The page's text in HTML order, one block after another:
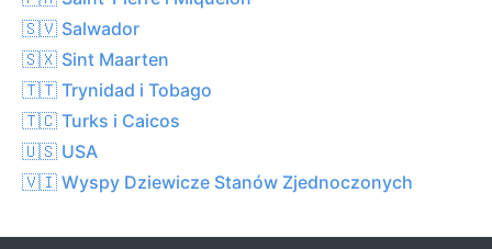
🇸🇻 Salwador
🇸🇽 Sint Maarten
🇹🇹 Trynidad i Tobago
🇹🇨 Turks i Caicos
🇺🇸 USA
🇻🇮 Wyspy Dziewicze Stanów Zjednoczonych